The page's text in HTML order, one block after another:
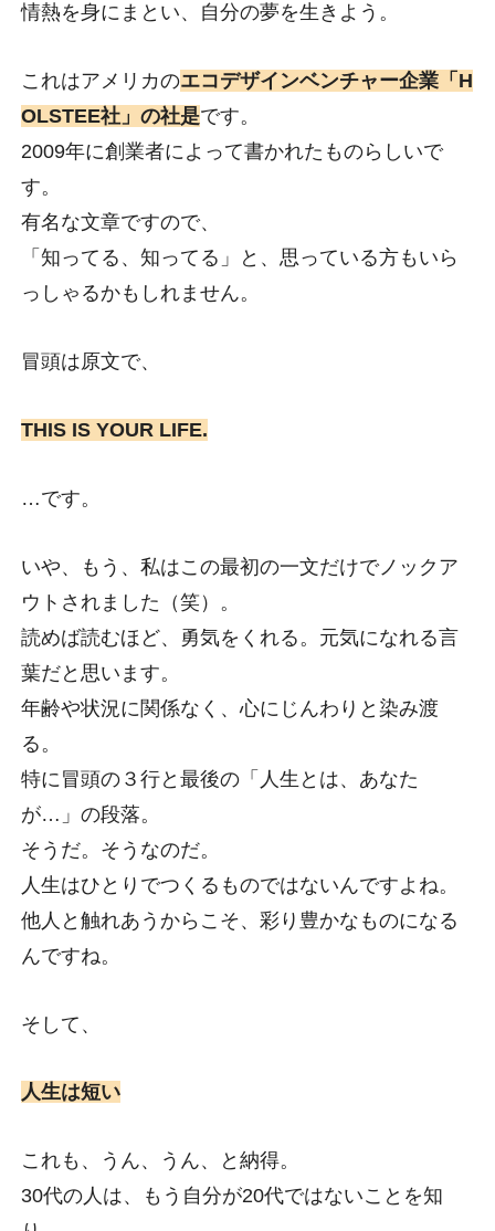
情熱を身にまとい、自分の夢を生きよう。
これはアメリカのエコデザインベンチャー企業「H
OLSTEE社」の社是です。
2009年に創業者によって書かれたものらしいで
す。
有名な文章ですので、
「知ってる、知ってる」と、思っている方もいら
っしゃるかもしれません。
冒頭は原文で、
THIS IS YOUR LIFE.
…です。
いや、もう、私はこの最初の一文だけでノックア
ウトされました（笑）。
読めば読むほど、勇気をくれる。元気になれる言
葉だと思います。
年齢や状況に関係なく、心にじんわりと染み渡
る。
特に冒頭の３行と最後の「人生とは、あなた
が…」の段落。
そうだ。そうなのだ。
人生はひとりでつくるものではないんですよね。
他人と触れあうからこそ、彩り豊かなものになる
んですね。
そして、
人生は短い
これも、うん、うん、と納得。
30代の人は、もう自分が20代ではないことを知